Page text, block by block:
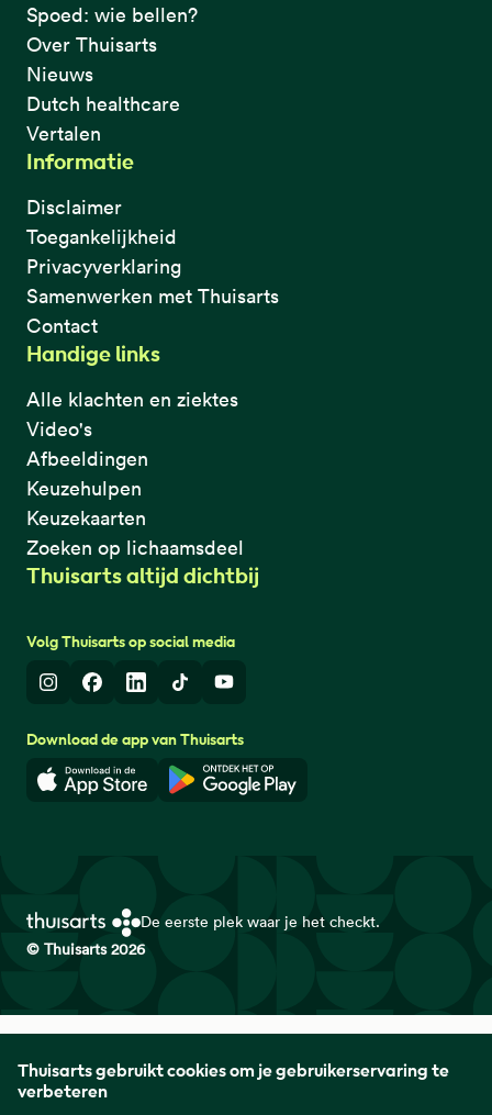
Thuisarts gebruikt cookies om je gebruikerservaring te
verbeteren
Spoed: wie bellen?
Over Thuisarts
Nieuws
Dutch healthcare
Vertalen
Informatie
Disclaimer
Toegankelijkheid
Privacyverklaring
Samenwerken met Thuisarts
Contact
Handige links
Alle klachten en ziektes
Video's
Afbeeldingen
Keuzehulpen
Keuzekaarten
Zoeken op lichaamsdeel
Thuisarts altijd dichtbij
Volg Thuisarts op social media
InstagramFacebook
LinkedInTikTokYoutube
Download de app van Thuisarts
Download in de App StoreDownload in de Google Play
De eerste plek waar je het checkt.
© Thuisarts 2026
Huisartsen Genootschap met de Federatie Medisch
Specialisten en Patiëntenfederatie Nederland.